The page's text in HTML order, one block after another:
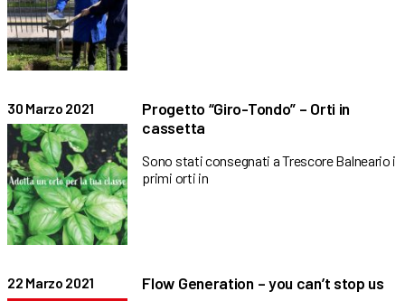
30 Marzo 2021
Progetto “Giro-Tondo” – Orti in
cassetta
Sono stati consegnati a Trescore Balneario i
primi orti in
22 Marzo 2021 Flow Generation – you can’t stop us